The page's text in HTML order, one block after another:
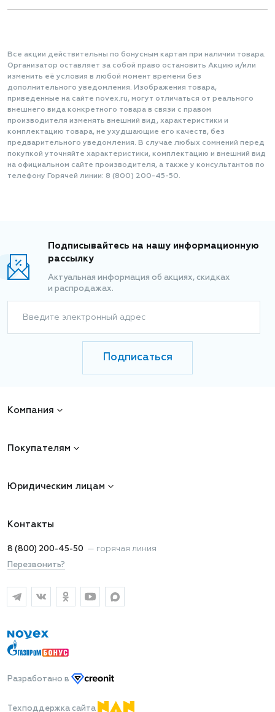
Все акции действительны по бонусным картам при наличии товара.
Организатор оставляет за собой право остановить Акцию и/или
изменить её условия в любой момент времени без
дополнительного уведомления. Изображения товара,
приведенные на сайте novex.ru, могут отличаться от реального
внешнего вида конкретного товара в связи с правом
производителя изменять внешний вид, характеристики и
комплектацию товара, не ухудшающие его качеств, без
предварительного уведомления. В случае любых сомнений перед
покупкой уточняйте характеристики, комплектацию и внешний вид
на официальном сайте производителя, а также у консультантов по
телефону Горячей линии: 8 (800) 200-45-50.
Подписывайтесь на нашу информационную
рассылку
Актуальная информация об акциях, скидках
и распродажах.
Введите электронный адрес
Подписаться
Компания
Покупателям
Юридическим лицам
Контакты
8 (800) 200-45-50 — горячая линия
Перезвонить?
Разработано в
Техподдержка сайта